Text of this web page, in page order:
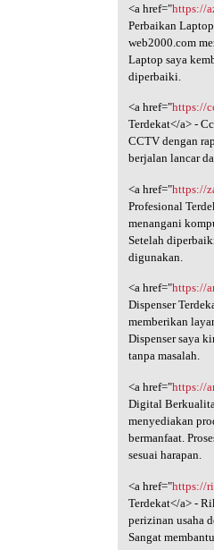
<a href="https://
Perbaikan
web2000.com
Laptop saya
diperbaiki.
<a href="https://
Terdekat</a> -
CCTV dengan
berjalan lancar
<a href="https://
Profesional
menangani
Setelah
digunakan.
<a href="https://
Dispenser
memberikan
Dispenser saya
tanpa masalah.
<a href="https://
Digital
menyediakan
bermanfaat.
sesuai harapan.
<a href="https://
Terdekat</a> -
perizinan usaha
Sangat